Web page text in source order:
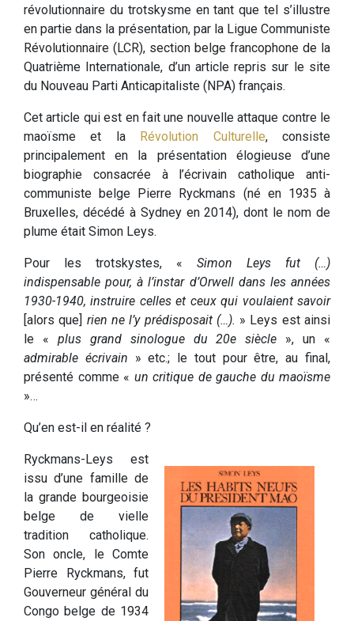
révolutionnaire du trotskysme en tant que tel s’illustre
en partie dans la présentation, par la Ligue Communiste
Révolutionnaire (LCR), section belge francophone de la
Quatrième Internationale, d’un article repris sur le site
du Nouveau Parti Anticapitaliste (NPA) français.
Cet article qui est en fait une nouvelle attaque contre le
maoïsme et la
Révolution Culturelle, consiste
principalement en la présentation élogieuse d’une
biographie consacrée à l’écrivain catholique anti-
communiste belge Pierre Ryckmans (né en 1935 à
Bruxelles, décédé à Sydney en 2014), dont le nom de
plume était Simon Leys.
Pour les trotskystes, « Simon Leys fut (…)
indispensable pour, à l’instar d’Orwell dans les années
1930-1940, instruire celles et ceux qui voulaient savoir
[alors que] rien ne l’y prédisposait (…). » Leys est ainsi
le « plus grand sinologue du 20e siècle », un «
admirable écrivain » etc.; le tout pour être, au final,
présenté comme « un critique de gauche du maoïsme
»…
Qu’en est-il en réalité ?
Ryckmans-Leys est
issu d’une famille de
la grande bourgeoisie
belge de vielle
tradition catholique.
Son oncle, le Comte
Pierre Ryckmans, fut
Gouverneur général du
Congo belge de 1934